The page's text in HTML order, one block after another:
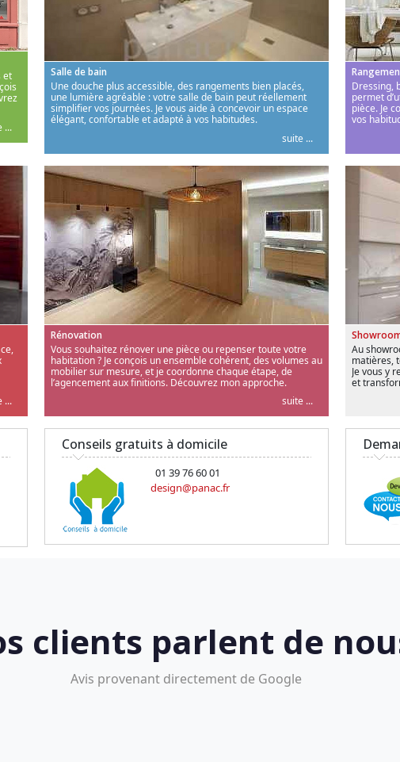
et
...
Salle de bain
Une douche plus accessible, des rangements bien placés,
une lumière agréable : votre salle de bain peut réellement
simplifier vos journées. Je vous aide à concevoir un espace
élégant, confortable et adapté à vos habitudes.
suite ...
Dressing,
permet
pièce. Je
vos
...
Rénovation
Vous souhaitez rénover une pièce ou repenser toute votre
habitation ? Je conçois un ensemble cohérent, des volumes au
mobilier sur mesure, et je coordonne chaque étape, de
l’agencement aux finitions. Découvrez mon approche.
suite ...
Au
matières,
Je vous y
et
Conseils gratuits à domicile
01 39 76 60 01
design@panac.fr
clients parlent de
Avis provenant directement de Google